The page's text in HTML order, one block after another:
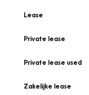
Lease
Private lease
Private lease used
Zakelijke lease